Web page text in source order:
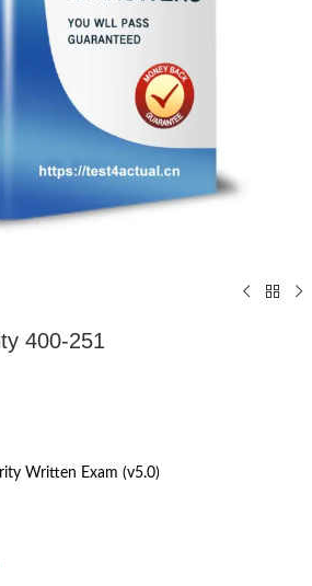
400-251
Written Exam (v5.0)